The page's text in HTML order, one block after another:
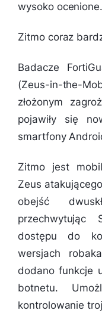
wysoko ocenione.
Zitmo coraz
Badacze
(Zeus-in-the-
złożonym
pojawiły się
smartfony
Zitmo jest
Zeus
obejść
przechwytując
dostępu do
wersjach
dodano funkcje
botnetu.
kontrolowanie